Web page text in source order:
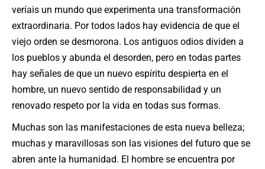
veríais un mundo que experimenta una transformación
extraordinaria. Por todos lados hay evidencia de que el
viejo orden se desmorona. Los antiguos odios dividen a
los pueblos y abunda el desorden, pero en todas partes
hay señales de que un nuevo espíritu despierta en el
hombre, un nuevo sentido de responsabilidad y un
renovado respeto por la vida en todas sus formas.
Muchas son las manifestaciones de esta nueva belleza;
muchas y maravillosas son las visiones del futuro que se
abren ante la humanidad. El hombre se encuentra por